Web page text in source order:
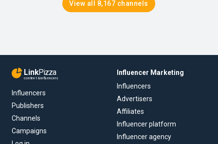
View all 8,167 channels
LinkPizza
content & influencers
Influencers
Publishers
Channels
Campaigns
Influencer Marketing
Influencers
Advertisers
Affiliates
Influencer platform
Influencer agency